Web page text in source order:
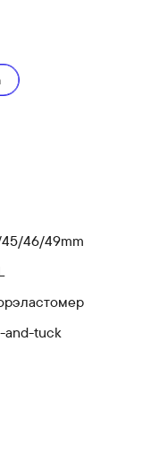
46/49mm
and-tuck